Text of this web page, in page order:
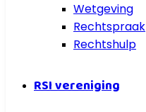
Wetgeving
Rechtspraak
Rechtshulp
RSI vereniging